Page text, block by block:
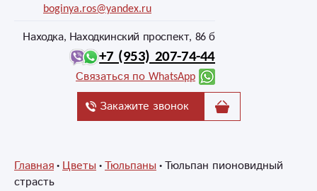
boginya.ros@yandex.ru
Находка, Находкинский проспект, 86 б
+7 (953) 207-74-44
Связаться по WhatsApp
Закажите звонок
Главная Цветы Тюльпаны Тюльпан пионовидный
страсть